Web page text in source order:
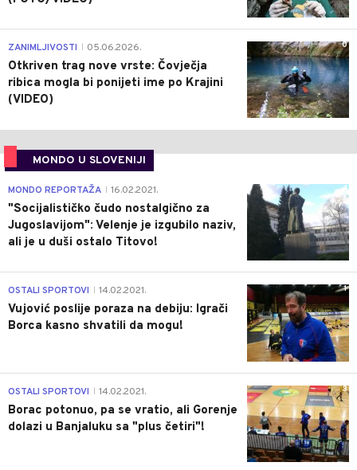
0
ZANIMLJIVOSTI 05.06.2026.
Otkriven trag nove vrste: Čovječja
ribica mogla bi ponijeti ime po Krajini
(VIDEO)
MONDO U SLOVENIJI
4
MONDO REPORTAŽA 16.02.2021.
"Socijalističko čudo nostalgično za
Jugoslavijom": Velenje je izgubilo naziv,
ali je u duši ostalo Titovo!
1
OSTALI SPORTOVI 14.02.2021.
Vujović poslije poraza na debiju: Igrači
Borca kasno shvatili da mogu!
3
OSTALI SPORTOVI 14.02.2021.
Borac potonuo, pa se vratio, ali Gorenje
dolazi u Banjaluku sa "plus četiri"!